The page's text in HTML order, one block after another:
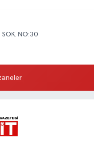
SOK. NO:30